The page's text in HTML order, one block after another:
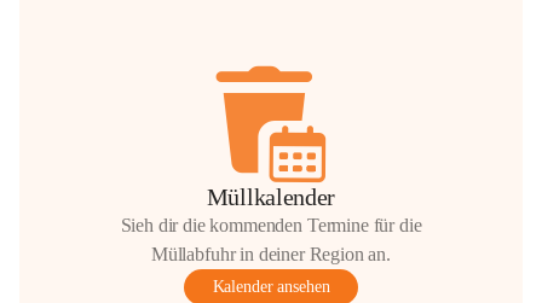
Müllkalender
Sieh dir die kommenden Termine für die
Müllabfuhr in deiner Region an.
Kalender ansehen